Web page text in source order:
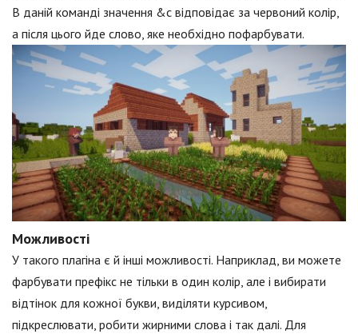
В даній команді значення &c відповідає за червоний колір,
а після цього йде слово, яке необхідно пофарбувати.
Можливості
У такого плагіна є й інші можливості. Наприклад, ви можете
фарбувати префікс не тільки в один колір, але і вибирати
відтінок для кожної букви, виділяти курсивом,
підкреслювати, робити жирними слова і так далі. Для